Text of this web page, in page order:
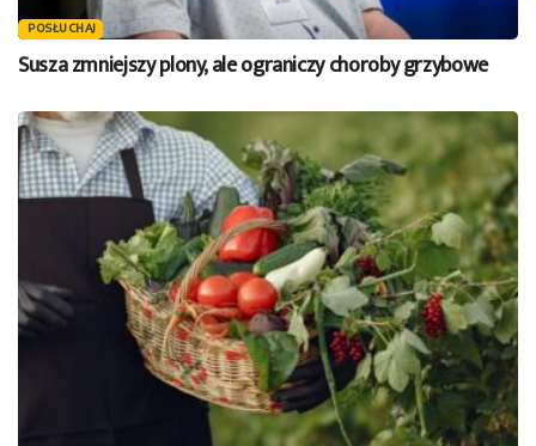
POSŁUCHAJ
Susza zmniejszy plony, ale ograniczy choroby grzybowe